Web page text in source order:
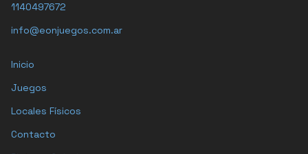
1140497672
info@eonjuegos.com.ar
Inicio
Juegos
Locales Físicos
Contacto